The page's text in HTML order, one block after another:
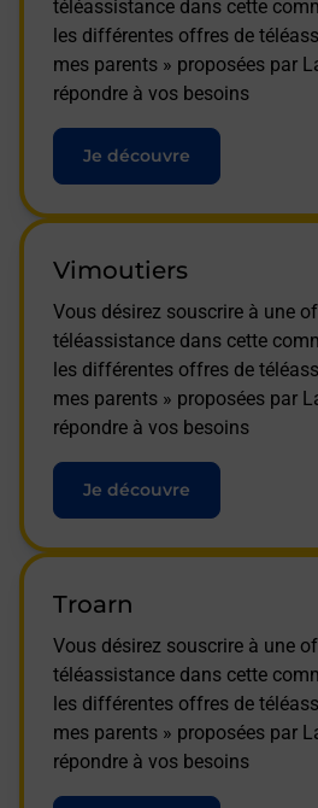
téléassistance dans cette
les différentes offres de
mes parents » proposées par
répondre à vos besoins
Je découvre
Vimoutiers
Vous désirez souscrire à une
téléassistance dans cette
les différentes offres de
mes parents » proposées par
répondre à vos besoins
Je découvre
Troarn
Vous désirez souscrire à une
téléassistance dans cette
les différentes offres de
mes parents » proposées par
répondre à vos besoins